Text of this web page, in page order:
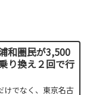
和圏民が3,500
り換え２回で行
けでなく、東京名古